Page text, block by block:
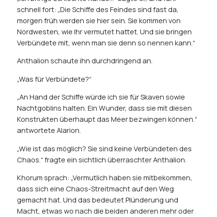
schnell fort: „Die Schiffe des Feindes sind fast da,
morgen früh werden sie hier sein. Sie kommen von
Nordwesten, wie Ihr vermutet hattet. Und sie bringen
Verbündete mit, wenn man sie denn so nennen kann.“
Anthalion schaute ihn durchdringend an.
„Was für Verbündete?“
„An Hand der Schiffe würde ich sie für Skaven sowie
Nachtgoblins halten. Ein Wunder, dass sie mit diesen
Konstrukten überhaupt das Meer bezwingen können.“
antwortete Alarion.
„Wie ist das möglich? Sie sind keine Verbündeten des
Chaos.“ fragte ein sichtlich überraschter Anthalion.
Khorum sprach: „Vermutlich haben sie mitbekommen,
dass sich eine Chaos-Streitmacht auf den Weg
gemacht hat. Und das bedeutet Plünderung und
Macht, etwas wo nach die beiden anderen mehr oder